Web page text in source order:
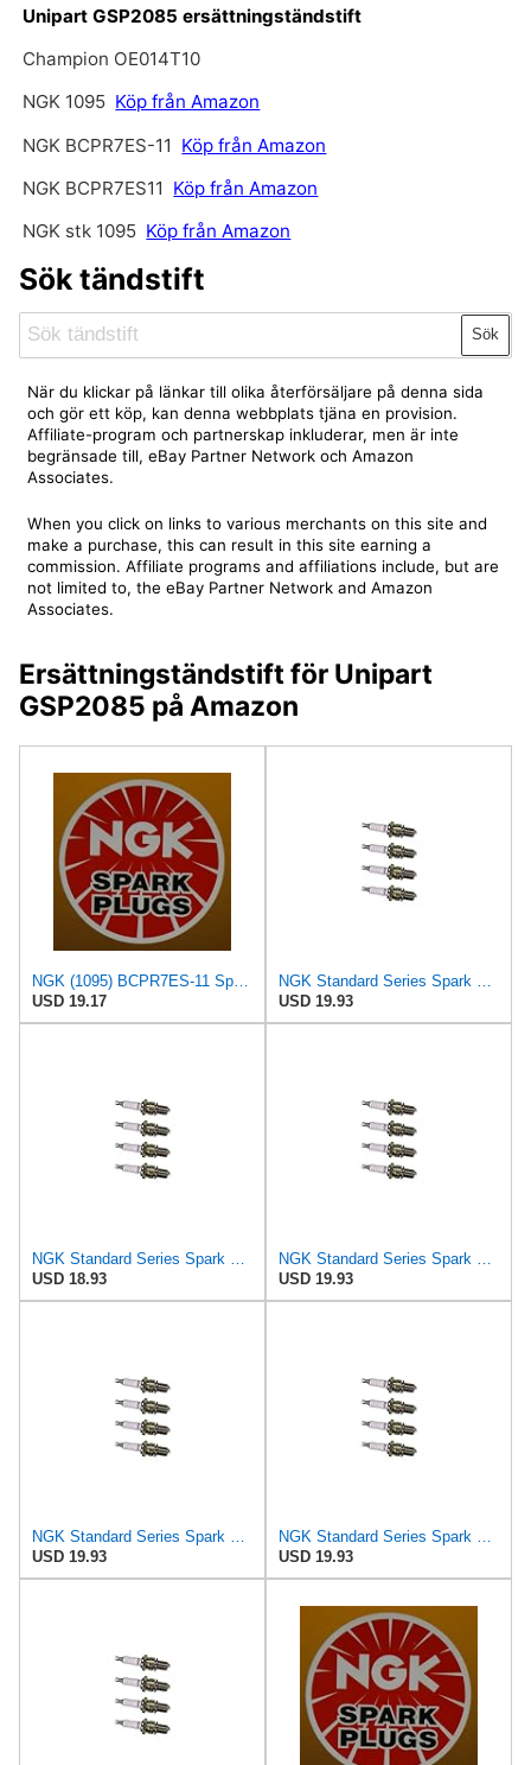
Unipart GSP2085 ersättningständstift
Champion OE014T10
NGK 1095 Köp från Amazon
NGK BCPR7ES-11 Köp från Amazon
NGK BCPR7ES11 Köp från Amazon
NGK stk 1095 Köp från Amazon
Sök tändstift
Sök
När du klickar på länkar till olika återförsäljare på denna sida
och gör ett köp, kan denna webbplats tjäna en provision.
Affiliate-program och partnerskap inkluderar, men är inte
begränsade till, eBay Partner Network och Amazon
Associates.
When you click on links to various merchants on this site and
make a purchase, this can result in this site earning a
commission. Affiliate programs and affiliations include, but are
not limited to, the eBay Partner Network and Amazon
Associates.
Ersättningständstift för Unipart
GSP2085 på Amazon
NGK (1095) BCPR7ES-11 Spark Plug - Pack of 4
USD 19.17
USD 19.93
USD 18.93
USD 19.93
USD 19.93
USD 19.93